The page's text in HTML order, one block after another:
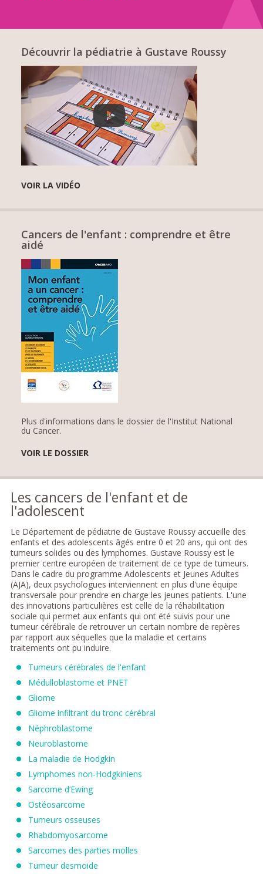
Découvrir la pédiatrie à Gustave Roussy
VOIR LA VIDÉO
Cancers de l'enfant : comprendre et être
aidé
Plus d'informations dans le dossier de l'Institut National
du Cancer.
VOIR LE DOSSIER
Les cancers de l'enfant et de
l'adolescent
Le Département de pédiatrie de Gustave Roussy accueille des
enfants et des adolescents âgés entre 0 et 20 ans, qui ont des
tumeurs solides ou des lymphomes. Gustave Roussy est le
premier centre européen de traitement de ce type de tumeurs.
Dans le cadre du programme Adolescents et Jeunes Adultes
(AJA), deux psychologues interviennent en plus d'une équipe
transversale pour prendre en charge les jeunes patients. L'une
des innovations particulières est celle de la réhabilitation
sociale qui permet aux enfants qui ont été suivis pour une
tumeur cérébrale de retrouver un certain nombre de repères
par rapport aux séquelles que la maladie et certains
traitements ont pu induire.
Tumeurs cérébrales de l'enfant
Médulloblastome et PNET
Gliome
Gliome infiltrant du tronc cérébral
Néphroblastome
Neuroblastome
La maladie de Hodgkin
Lymphomes non-Hodgkiniens
Sarcome d’Ewing
Ostéosarcome
Tumeurs osseuses
Rhabdomyosarcome
Sarcomes des parties molles
Tumeur desmoide